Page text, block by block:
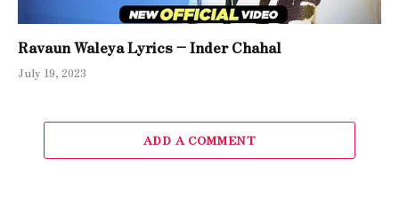
Ravaun Waleya Lyrics – Inder Chahal
July 19, 2023
ADD A COMMENT